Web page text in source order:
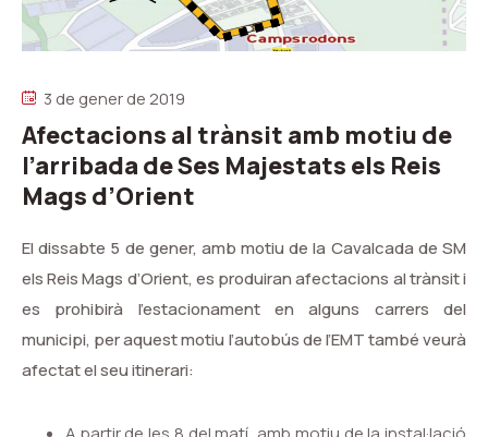
3 de gener de 2019
Afectacions al trànsit amb motiu de
l’arribada de Ses Majestats els Reis
Mags d’Orient
El dissabte 5 de gener, amb motiu de la Cavalcada de SM
els Reis Mags d’Orient, es produiran afectacions al trànsit i
es prohibirà l’estacionament en alguns carrers del
municipi, per aquest motiu l’autobús de l’EMT també veurà
afectat el seu itinerari: